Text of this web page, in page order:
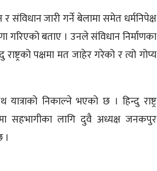
संविधान जारी गर्ने बेलामा समेत धर्मनिपेक्ष
गरिएको बताए । उनले संविधान निर्माणका
पक्षमा मत जाहेर गरेको र त्यो गोप्य
निकाल्ने भएको छ । हिन्दु राष्ट्र
सहभागीका लागि दुवै अध्यक्ष जनकपुर